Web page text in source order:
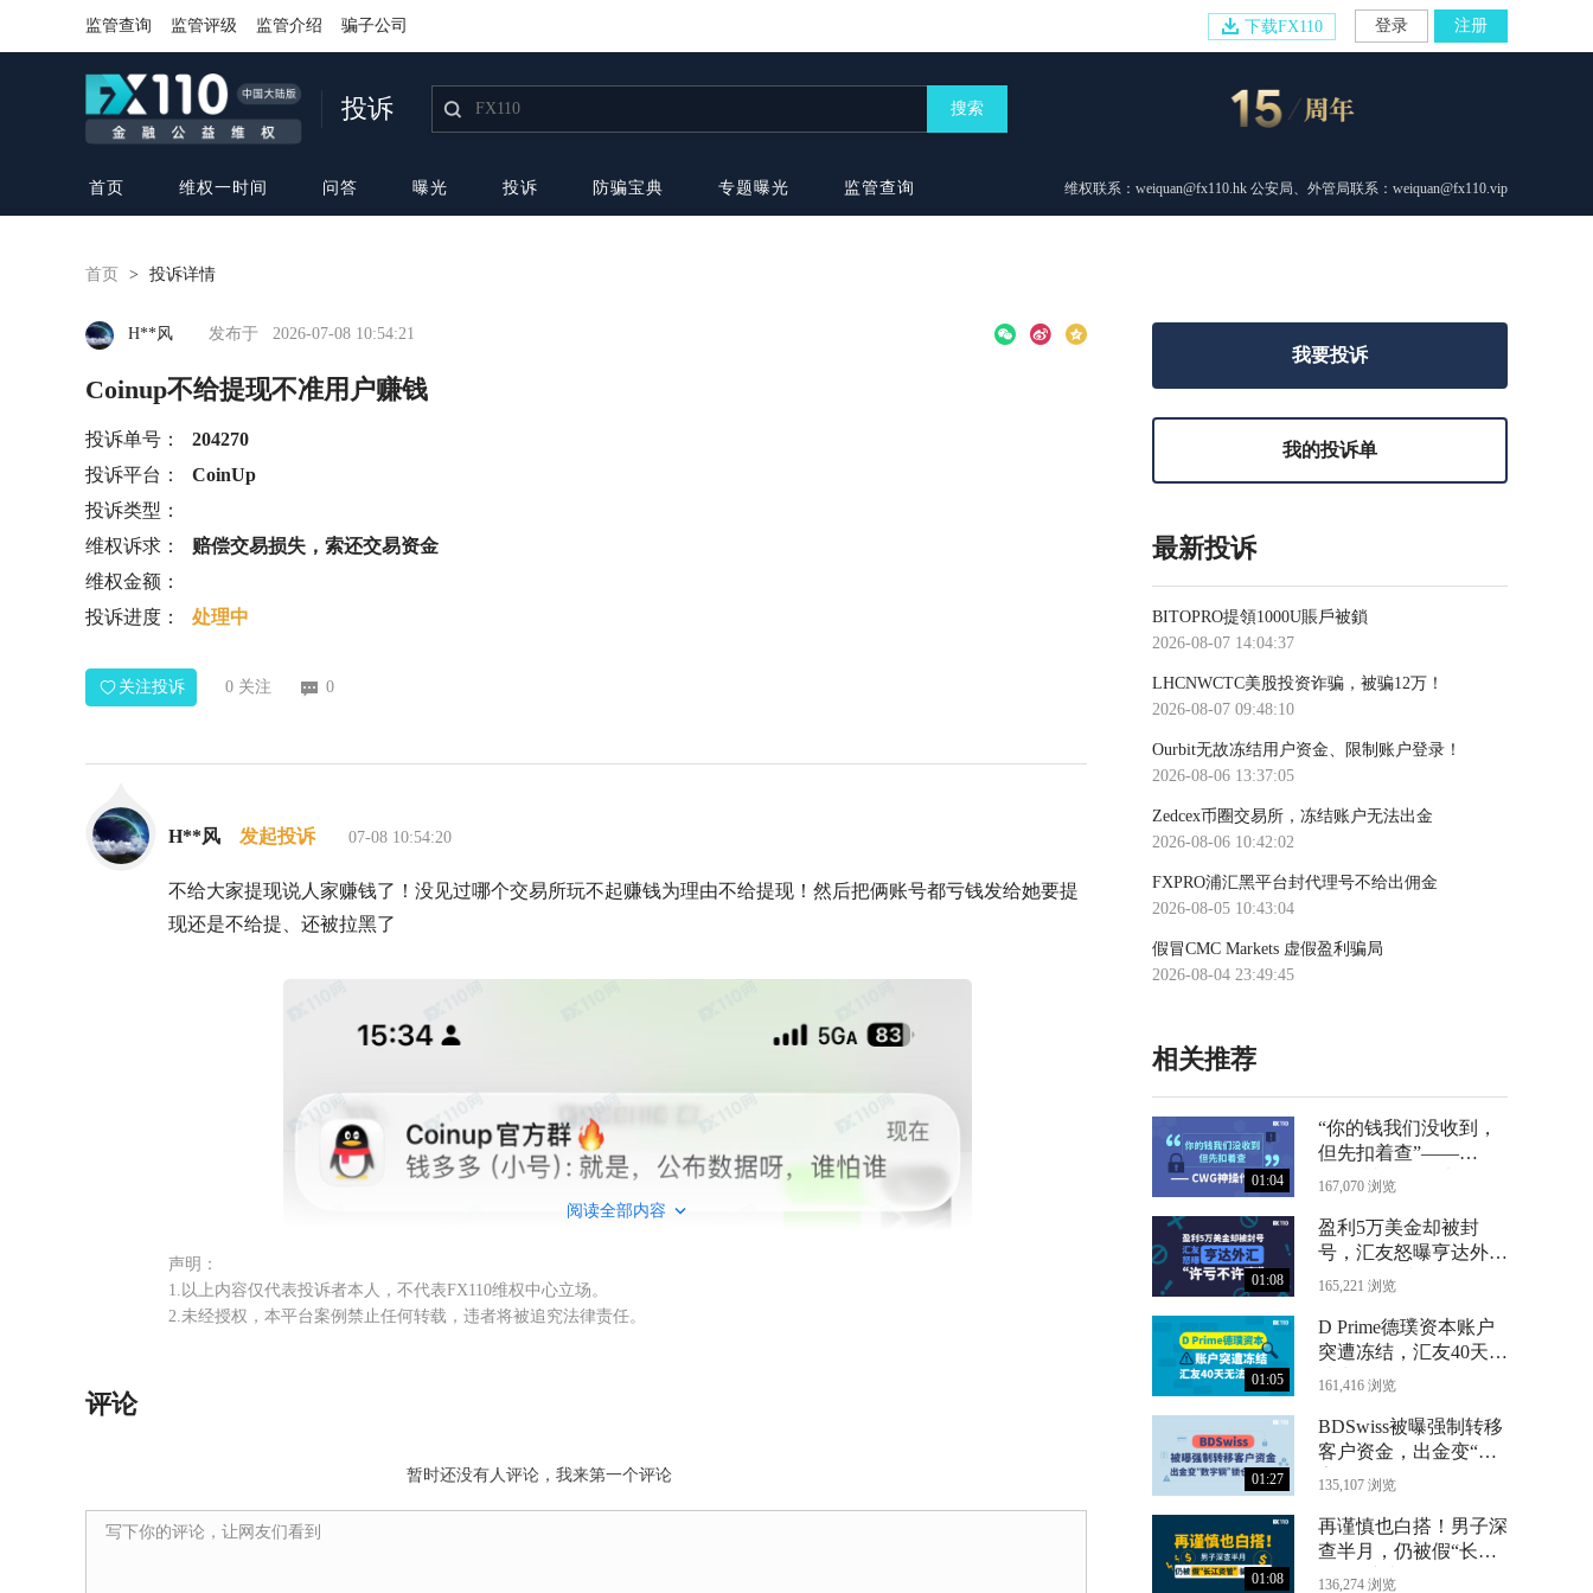
监管查询 监管评级 监管介绍 骗子公司 登录 注册
下载FX110
投诉 搜索
首页 维权一时间 问答 曝光 投诉 防骗宝典 专题曝光 监管查询 维权联系：weiquan@fx110.hk 公安局、外管局联系：weiquan@fx110.vip
首页 > 投诉详情
H**风 发布于 2026-07-08 10:54:21
Coinup不给提现不准用户赚钱
投诉单号：
204270
投诉平台：
CoinUp
投诉类型：
维权诉求：
赔偿交易损失，索还交易资金
维权金额：
投诉进度：
处理中
关注投诉 0 关注 0
H**风 发起投诉 07-08 10:54:20
不给大家提现说人家赚钱了！没见过哪个交易所玩不起赚钱为理由不给提现！然后把俩账号都亏钱发给她要提
现还是不给提、还被拉黑了
阅读全部内容
声明：
1.以上内容仅代表投诉者本人，不代表FX110维权中心立场。
2.未经授权，本平台案例禁止任何转载，违者将被追究法律责任。
评论
暂时还没有人评论，我来第一个评论
我要投诉
我的投诉单
最新投诉
BITOPRO提領1000U賬戶被鎖
2026-08-07 14:04:37
LHCNWCTC美股投资诈骗，被骗12万！
2026-08-07 09:48:10
Ourbit无故冻结用户资金、限制账户登录！
2026-08-06 13:37:05
Zedcex币圈交易所，冻结账户无法出金
2026-08-06 10:42:02
FXPRO浦汇黑平台封代理号不给出佣金
2026-08-05 10:43:04
假冒CMC Markets 虚假盈利骗局
2026-08-04 23:49:45
相关推荐
01:04
“你的钱我们没收到，
但先扣着查”——
CWG神操作曝光
167,070 浏览
01:08
盈利5万美金却被封
号，汇友怒曝亨达外汇
“许亏不许赢”
165,221 浏览
01:05
D Prime德璞资本账户
突遭冻结，汇友40天无
法出金
161,416 浏览
01:27
BDSwiss被曝强制转移
客户资金，出金变“数
字铜”锁仓24个月
135,107 浏览
01:08
再谨慎也白搭！男子深
查半月，仍被假“长江
资管”骗光71万
136,274 浏览